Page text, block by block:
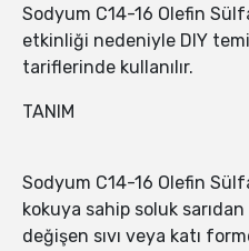
Sodyum C14-16 Olefin
etkinliği nedeniyle DIY
tariflerinde kullanılır.
TANIM
Sodyum C14-16 Olefin
kokuya sahip soluk
değişen sıvı veya katı